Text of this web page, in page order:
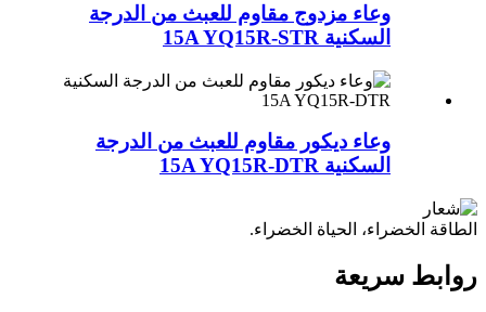
وعاء مزدوج مقاوم للعبث من الدرجة
السكنية 15A YQ15R-STR
وعاء ديكور مقاوم للعبث من الدرجة
السكنية 15A YQ15R-DTR
الطاقة الخضراء، الحياة الخضراء.
روابط سريعة